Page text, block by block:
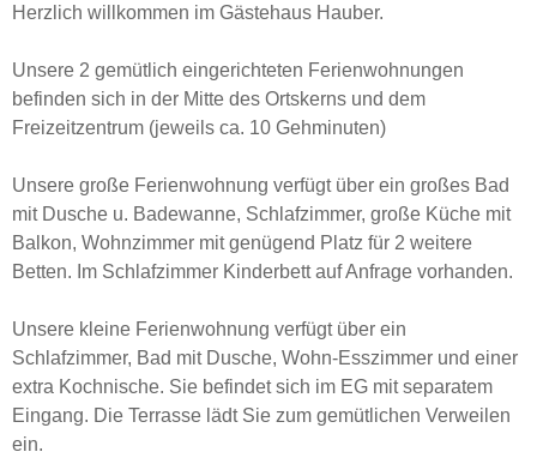
Herzlich willkommen im Gästehaus Hauber.
Unsere 2 gemütlich eingerichteten Ferienwohnungen
befinden sich in der Mitte des Ortskerns und dem
Freizeitzentrum (jeweils ca. 10 Gehminuten)
Unsere große Ferienwohnung verfügt über ein großes Bad
mit Dusche u. Badewanne, Schlafzimmer, große Küche mit
Balkon, Wohnzimmer mit genügend Platz für 2 weitere
Betten. Im Schlafzimmer Kinderbett auf Anfrage vorhanden.
Unsere kleine Ferienwohnung verfügt über ein
Schlafzimmer, Bad mit Dusche, Wohn-Esszimmer und einer
extra Kochnische. Sie befindet sich im EG mit separatem
Eingang. Die Terrasse lädt Sie zum gemütlichen Verweilen
ein.